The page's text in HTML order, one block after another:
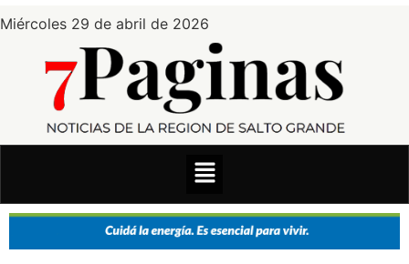
Miércoles 29 de abril de 2026